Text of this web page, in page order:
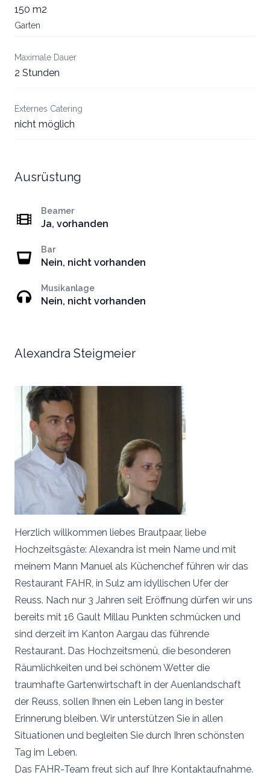
150 m2
Garten
Maximale Dauer
2 Stunden
Externes Catering
nicht möglich
Ausrüstung
Beamer
Ja, vorhanden
Bar
Nein, nicht vorhanden
Musikanlage
Nein, nicht vorhanden
Alexandra Steigmeier
Herzlich willkommen liebes Brautpaar, liebe
Hochzeitsgäste: Alexandra ist mein Name und mit
meinem Mann Manuel als Küchenchef führen wir das
Restaurant FAHR, in Sulz am idyllischen Ufer der
Reuss. Nach nur 3 Jahren seit Eröffnung dürfen wir uns
bereits mit 16 Gault Millau Punkten schmücken und
sind derzeit im Kanton Aargau das führende
Restaurant. Das Hochzeitsmenü, die besonderen
Räumlichkeiten und bei schönem Wetter die
traumhafte Gartenwirtschaft in der Auenlandschaft
der Reuss, sollen Ihnen ein Leben lang in bester
Erinnerung bleiben. Wir unterstützen Sie in allen
Situationen und begleiten Sie durch Ihren schönsten
Tag im Leben.
Das FAHR-Team freut sich auf Ihre Kontaktaufnahme.